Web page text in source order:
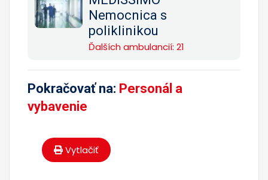
Nemocnica s
poliklinikou
Ďalších ambulancií: 21
Pokračovať na: Personál a
vybavenie
Vytlačiť